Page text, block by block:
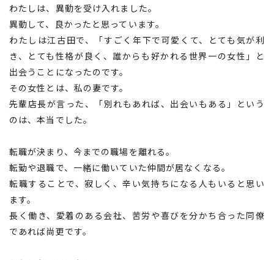
わたしは、異動を受け入れました。
異動して、良かったと思っています。
わたしは江古田で、「すごく年下で可愛くて、とても気が利
き、とても性格が良く、誰からも好かれる世界一の女性」と
出会うことになったのです。
その女性とは、私の妻です。
先輩店長が言った、「別れもあれば、出会いもある」という
のは、本当でした。
転職が決まり、今までの職場を離れる。
転勤や退職で、一緒に働いていた仲間が居なくなる。
転職することで、寂しく、辛い気持ちになる人もいると思い
ます。
長く働き、愛着のある会社、苦労や喜びを分かち合った同僚
であれば尚更です。